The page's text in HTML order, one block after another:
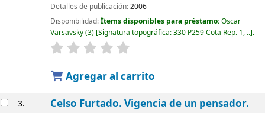
Detalles de publicación:2006
Disponibilidad:Ítems disponibles para préstamo:Oscar
Varsavsky(3) Signatura topográfica:330 P259 Cota Rep. 1, .. .
Agregar al carrito
3. Celso Furtado. Vigencia de un pensador.